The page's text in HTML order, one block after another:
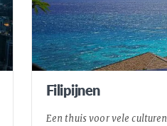
Filipijnen
Een thuis voor vele culturen